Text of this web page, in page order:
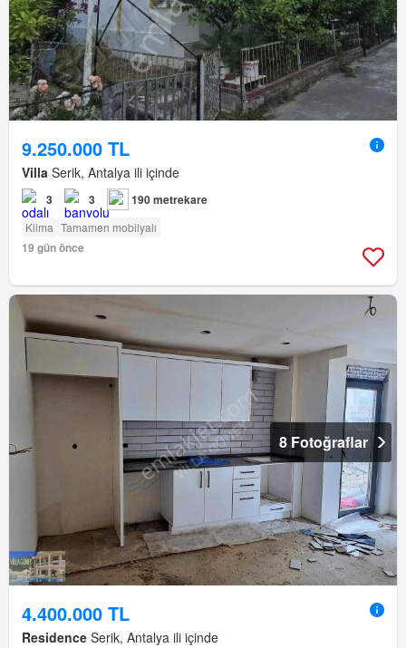
9.250.000 TL
Villa Serik, Antalya ili içinde
3 3 190 metrekare
Klima Tamamen mobilyalı
19 gün önce
8 Fotoğraflar
4.400.000 TL
Residence Serik, Antalya ili içinde